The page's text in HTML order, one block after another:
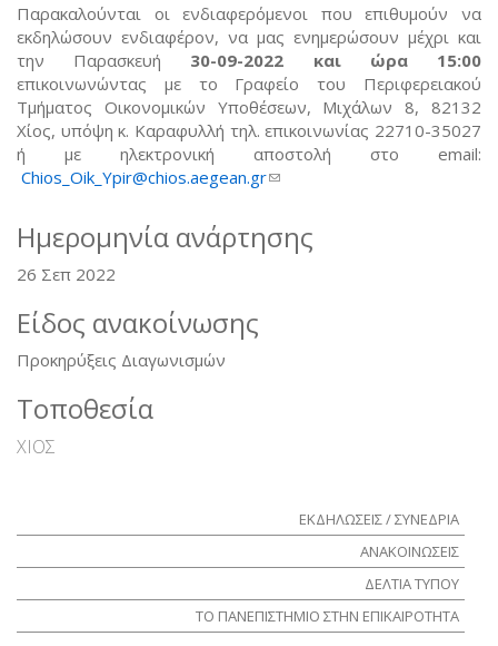
Παρακαλούνται οι ενδιαφερόμενοι που επιθυμούν να
εκδηλώσουν ενδιαφέρον, να μας ενημερώσουν μέχρι και
την Παρασκευή 30-09-2022 και ώρα 15:00
επικοινωνώντας με το Γραφείο του Περιφερειακού
Τμήματος Οικονομικών Υποθέσεων, Μιχάλων 8, 82132
Χίος, υπόψη κ. Καραφυλλή τηλ. επικοινωνίας 22710-35027
ή με ηλεκτρονική αποστολή στο email:
Chios_Oik_Ypir@chios.aegean.gr(link sends e-mail)
Ημερομηνία ανάρτησης
26 Σεπ 2022
Είδος ανακοίνωσης
Προκηρύξεις Διαγωνισμών
Τοποθεσία
ΧΙΟΣ
ΕΚΔΗΛΩΣΕΙΣ / ΣΥΝΕΔΡΙΑ
ΑΝΑΚΟΙΝΩΣΕΙΣ
ΔΕΛΤΙΑ ΤΥΠΟΥ
ΤΟ ΠΑΝΕΠΙΣΤΗΜΙΟ ΣΤΗΝ ΕΠΙΚΑΙΡΟΤΗΤΑ